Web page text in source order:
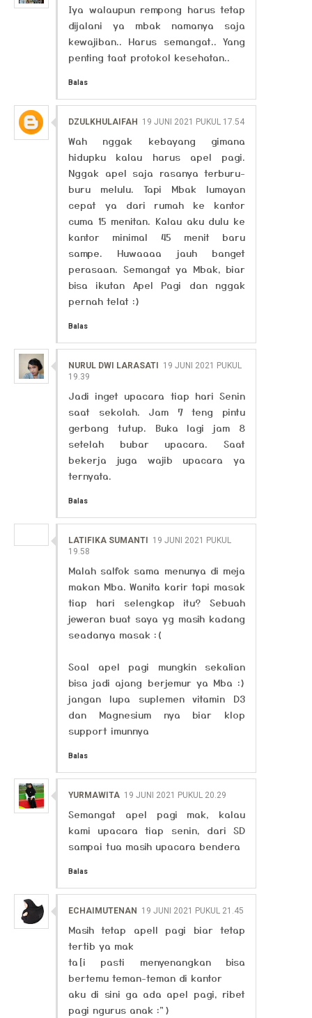
Iya walaupun rempong harus tetap
dijalani ya mbak namanya saja
kewajiban.. Harus semangat.. Yang
penting taat protokol kesehatan..
Balas
DZULKHULAIFAH 19 JUNI 2021 PUKUL 17.54
Wah nggak kebayang gimana
hidupku kalau harus apel pagi.
Nggak apel saja rasanya terburu-
buru melulu. Tapi Mbak lumayan
cepat ya dari rumah ke kantor
cuma 15 menitan. Kalau aku dulu ke
kantor minimal 45 menit baru
sampe. Huwaaaa jauh banget
perasaan. Semangat ya Mbak, biar
bisa ikutan Apel Pagi dan nggak
pernah telat :)
Balas
NURUL DWI LARASATI
19 JUNI 2021 PUKUL
19.39
Jadi inget upacara tiap hari Senin
saat sekolah. Jam 7 teng pintu
gerbang tutup. Buka lagi jam 8
setelah bubar upacara. Saat
bekerja juga wajib upacara ya
ternyata.
Balas
LATIFIKA SUMANTI
19 JUNI 2021 PUKUL
19.58
Malah salfok sama menunya di meja
makan Mba. Wanita karir tapi masak
tiap hari selengkap itu? Sebuah
jeweran buat saya yg masih kadang
seadanya masak :(
Soal apel pagi mungkin sekalian
bisa jadi ajang berjemur ya Mba :)
jangan lupa suplemen vitamin D3
dan Magnesium nya biar klop
support imunnya
Balas
YURMAWITA 19 JUNI 2021 PUKUL 20.29
Semangat apel pagi mak, kalau
kami upacara tiap senin, dari SD
sampai tua masih upacara bendera
Balas
ECHAIMUTENAN 19 JUNI 2021 PUKUL 21.45
Masih tetap apell pagi biar tetap
tertib ya mak
ta[i pasti menyenangkan bisa
bertemu teman-teman di kantor
aku di sini ga ada apel pagi, ribet
pagi ngurus anak :")